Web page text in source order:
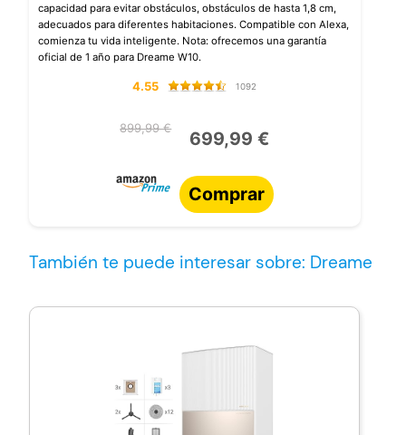
capacidad para evitar obstáculos, obstáculos de hasta 1,8 cm,
adecuados para diferentes habitaciones. Compatible con Alexa,
comienza tu vida inteligente. Nota: ofrecemos una garantía
oficial de 1 año para Dreame W10.
4.55 1092
899,99 € 699,99 €
Comprar
También te puede interesar sobre: Dreame